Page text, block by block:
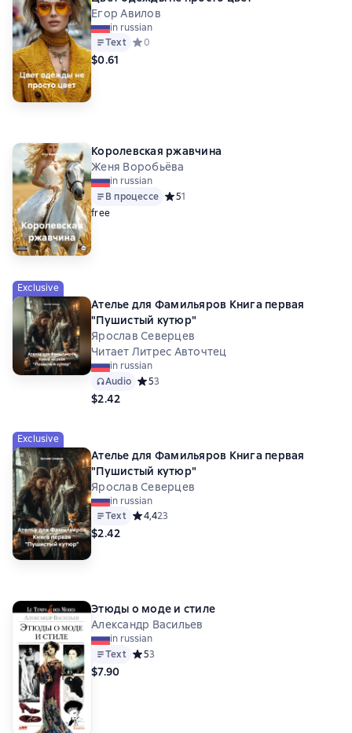
Егор Авилов
in russian
Text Средний рейтинг 0 на основе 0 оценок
0
$0.61
Королевская ржавчина
Женя Воробьёва
in russian
В процессе Средний рейтинг 5 на основе 1 оценок
51
free
Exclusive
Ателье для Фамильяров Книга первая
"Пушистый кутюр"
Ярослав Северцев
Читает Литрес Авточтец
in russian
Audio Средний рейтинг 5 на основе 3 оценок
53
$2.42
Exclusive
Ателье для Фамильяров Книга первая
"Пушистый кутюр"
Ярослав Северцев
in russian
Text Средний рейтинг 4,4 на основе 23 оценок
4,423
$2.42
Этюды о моде и стиле
Александр Васильев
in russian
Text Средний рейтинг 5 на основе 3 оценок
53
$7.90